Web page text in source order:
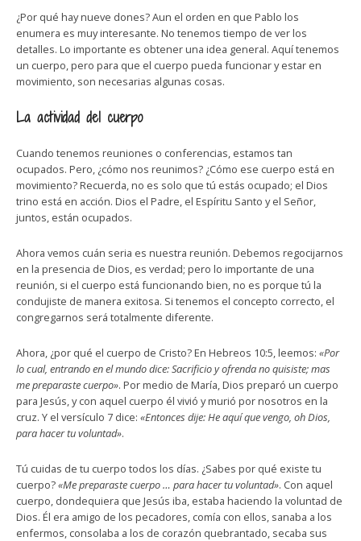
¿Por qué hay nueve dones? Aun el orden en que Pablo los
enumera es muy interesante. No tenemos tiempo de ver los
detalles. Lo importante es obtener una idea general. Aquí tenemos
un cuerpo, pero para que el cuerpo pueda funcionar y estar en
movimiento, son necesarias algunas cosas.
La actividad del cuerpo
Cuando tenemos reuniones o conferencias, estamos tan
ocupados. Pero, ¿cómo nos reunimos? ¿Cómo ese cuerpo está en
movimiento? Recuerda, no es solo que tú estás ocupado; el Dios
trino está en acción. Dios el Padre, el Espíritu Santo y el Señor,
juntos, están ocupados.
Ahora vemos cuán seria es nuestra reunión. Debemos regocijarnos
en la presencia de Dios, es verdad; pero lo importante de una
reunión, si el cuerpo está funcionando bien, no es porque tú la
condujiste de manera exitosa. Si tenemos el concepto correcto, el
congregarnos será totalmente diferente.
Ahora, ¿por qué el cuerpo de Cristo? En Hebreos 10:5, leemos: «Por
lo cual, entrando en el mundo dice: Sacrificio y ofrenda no quisiste; mas
me preparaste cuerpo». Por medio de María, Dios preparó un cuerpo
para Jesús, y con aquel cuerpo él vivió y murió por nosotros en la
cruz. Y el versículo 7 dice: «Entonces dije: He aquí que vengo, oh Dios,
para hacer tu voluntad».
Tú cuidas de tu cuerpo todos los días. ¿Sabes por qué existe tu
cuerpo?«Me preparaste cuerpo … para hacer tu voluntad». Con aquel
cuerpo, dondequiera que Jesús iba, estaba haciendo la voluntad de
Dios. Él era amigo de los pecadores, comía con ellos, sanaba a los
enfermos, consolaba a los de corazón quebrantado, secaba sus